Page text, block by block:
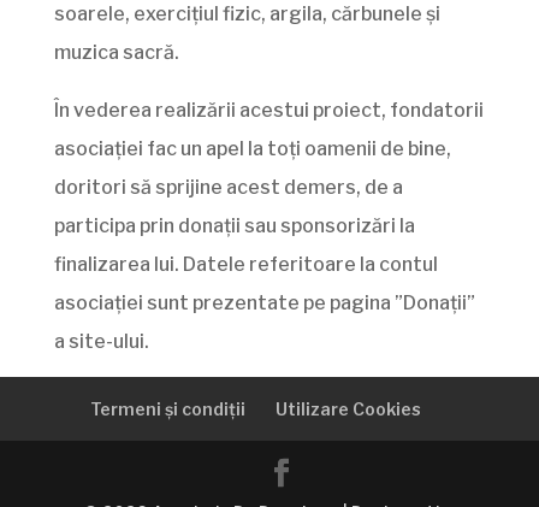
soarele, exercițiul fizic, argila, cărbunele și
muzica sacră.
În vederea realizării acestui proiect, fondatorii
asociației fac un apel la toți oamenii de bine,
doritori să sprijine acest demers, de a
participa prin donații sau sponsorizări la
finalizarea lui. Datele referitoare la contul
asociației sunt prezentate pe pagina ”Donații”
a site-ului.
Termeni și condiții Utilizare Cookies